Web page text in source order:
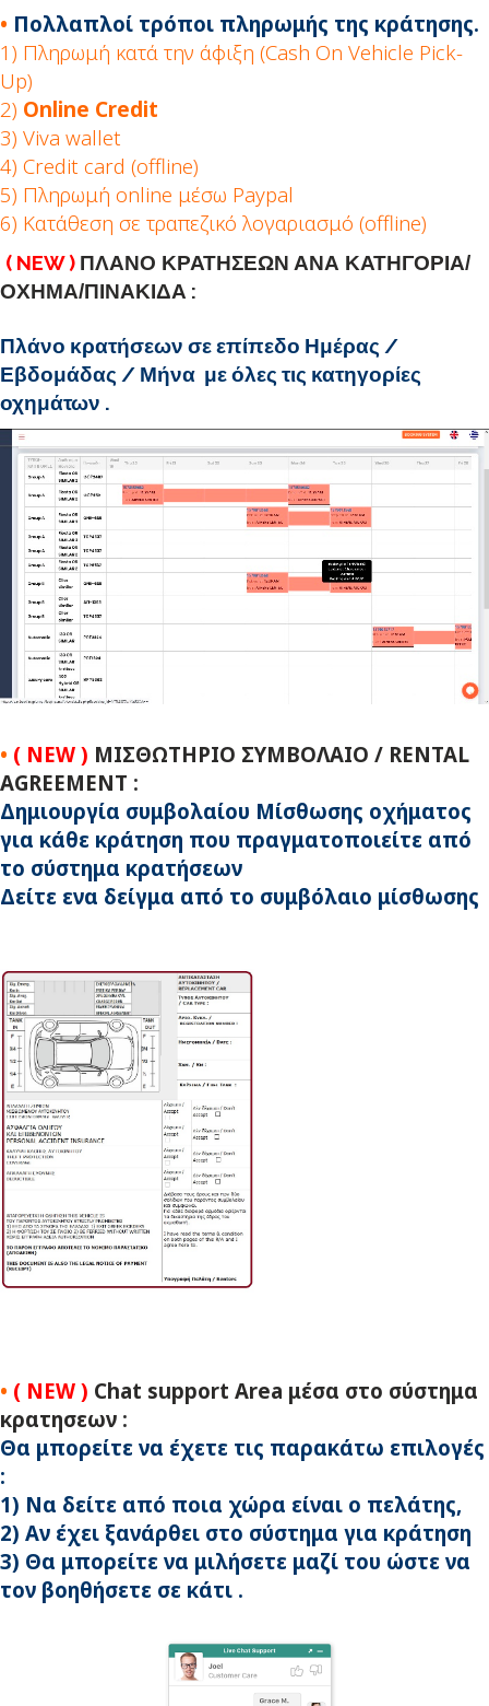
• Πολλαπλοί τρόποι πληρωμής της κράτησης.
1) Πληρωμή κατά την άφιξη (Cash On Vehicle Pick-
Up)
2) Online Credit
3) Viva wallet
4) Credit card (offline)
5) Πληρωμή online μέσω Paypal
6) Κατάθεση σε τραπεζικό λογαριασμό (offline)
( NEW ) ΠΛΑΝΟ ΚΡΑΤΗΣΕΩΝ ΑΝΑ ΚΑΤΗΓΟΡΙΑ/
ΟΧΗΜΑ/ΠΙΝΑΚΙΔΑ :
Πλάνο κρατήσεων σε επίπεδο Ημέρας /
Εβδομάδας / Μήνα με όλες τις κατηγορίες
οχημάτων .
• ( NEW ) ΜΙΣΘΩΤΗΡΙΟ ΣΥΜΒΟΛΑΙΟ / RENTAL
AGREEMENT :
Δημιουργία συμβολαίου Μίσθωσης οχήματος
για κάθε κράτηση που πραγματοποιείτε από
το σύστημα κρατήσεων
Δείτε ενα δείγμα από το συμβόλαιο μίσθωσης
• ( NEW ) Chat support Area μέσα στο σύστημα
κρατησεων :
Θα μπορείτε να έχετε τις παρακάτω επιλογές
:
1) Να δείτε από ποια χώρα είναι ο πελάτης,
2) Aν έχει ξανάρθει στο σύστημα για κράτηση
3) Θα μπορείτε να μιλήσετε μαζί του ώστε να
τον βοηθήσετε σε κάτι .